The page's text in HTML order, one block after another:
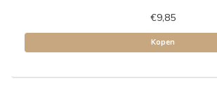
€9,85
Kopen